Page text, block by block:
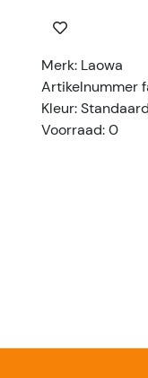
Merk: Laowa
Artikelnummer
Kleur: Standaard
Voorraad: 0